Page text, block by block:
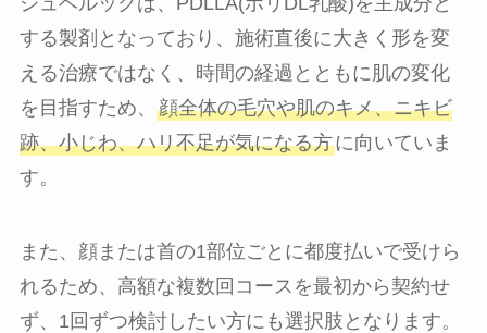
する製剤となっており、施術直後に大きく形を変
える治療ではなく、時間の経過とともに肌の変化
を目指すため、 顔全体の毛穴や肌のキメ、ニキビ
跡、小じわ、ハリ不足が気になる方に向いていま
す。
また、顔または首の1部位ごとに都度払いで受けら
れるため、高額な複数回コースを最初から契約せ
ず、1回ずつ検討したい方にも選択肢となります。